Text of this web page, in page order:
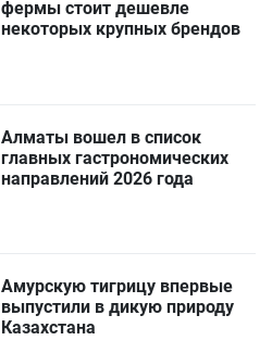
фермы стоит дешевле
некоторых крупных брендов
Алматы вошел в список
главных гастрономических
направлений 2026 года
Амурскую тигрицу впервые
выпустили в дикую природу
Казахстана